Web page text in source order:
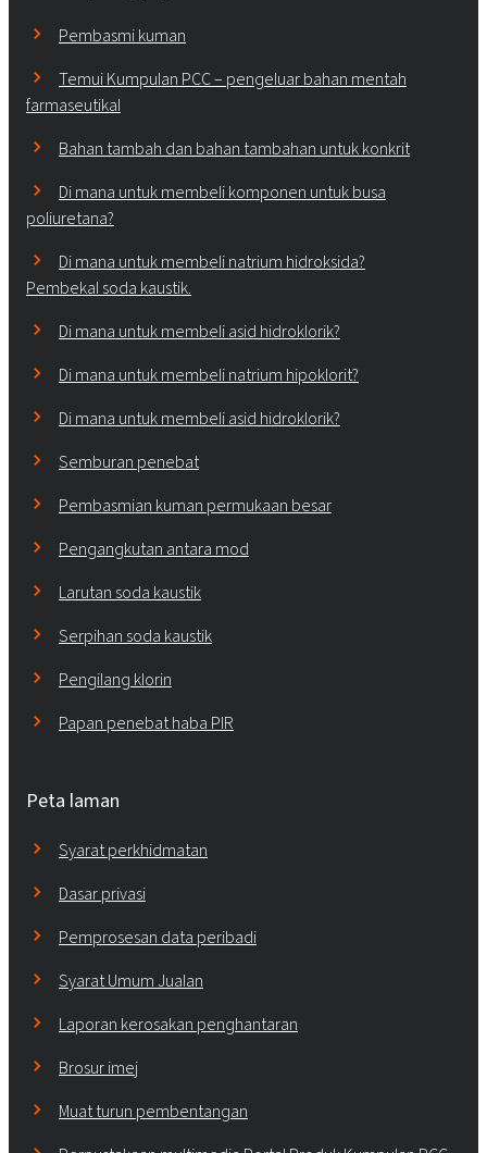
Pembasmi kuman
Temui Kumpulan PCC – pengeluar bahan mentah
farmaseutikal
Bahan tambah dan bahan tambahan untuk konkrit
Di mana untuk membeli komponen untuk busa
poliuretana?
Di mana untuk membeli natrium hidroksida?
Pembekal soda kaustik.
Di mana untuk membeli asid hidroklorik?
Di mana untuk membeli natrium hipoklorit?
Di mana untuk membeli asid hidroklorik?
Semburan penebat
Pembasmian kuman permukaan besar
Pengangkutan antara mod
Larutan soda kaustik
Serpihan soda kaustik
Pengilang klorin
Papan penebat haba PIR
Peta laman
Syarat perkhidmatan
Dasar privasi
Pemprosesan data peribadi
Syarat Umum Jualan
Laporan kerosakan penghantaran
Brosur imej
Muat turun pembentangan